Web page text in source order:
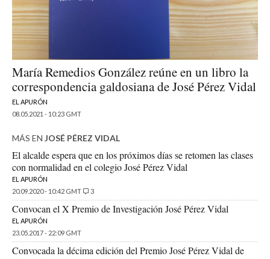
María Remedios González reúne en un libro la
correspondencia galdosiana de José Pérez Vidal
EL APURÓN
08.05.2021 - 10:23 GMT
MÁS EN JOSÉ PÉREZ VIDAL
El alcalde espera que en los próximos días se retomen las clases
con normalidad en el colegio José Pérez Vidal
EL APURÓN
20.09.2020 - 10:42 GMT
3
Convocan el X Premio de Investigación José Pérez Vidal
EL APURÓN
23.05.2017 - 22:09 GMT
Convocada la décima edición del Premio José Pérez Vidal de